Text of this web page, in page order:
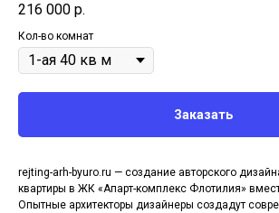
216 000 р.
Кол-во комнат
Заказать
rejting-arh-byuro.ru — создание авторского
квартиры в ЖК «Апарт-комплекс Флотилия»
Опытные архитекторы дизайнеры создадут